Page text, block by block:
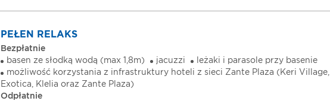
PEŁEN RELAKS
Bezpłatnie
basen ze słodką wodą (max 1,8m)
jacuzzi
leżaki i parasole przy basenie
możliwość korzystania z infrastruktury hoteli z sieci Zante Plaza (Keri Village,
Exotica, Klelia oraz Zante Plaza)
Odpłatnie